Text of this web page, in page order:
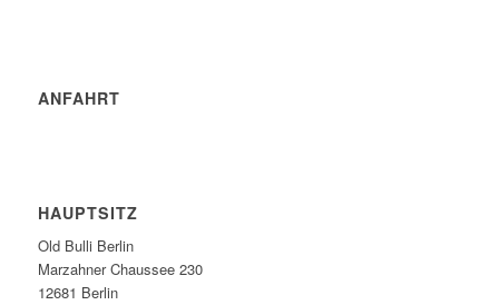
ANFAHRT
HAUPTSITZ
Old Bulli Berlin
Marzahner Chaussee 230
12681 Berlin